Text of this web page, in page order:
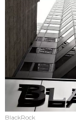
BlackRock